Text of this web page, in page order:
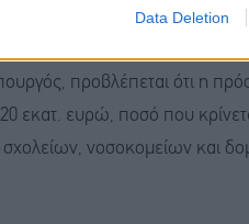
Data Deletion
προβλέπεται ότι η
εκατ. ευρώ, ποσό που
σχολείων, νοσοκομείων και